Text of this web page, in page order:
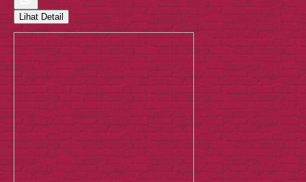
Lihat Detail